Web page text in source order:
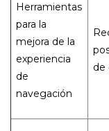
Herramientas
para la
mejora de la
experiencia
de
navegación
de